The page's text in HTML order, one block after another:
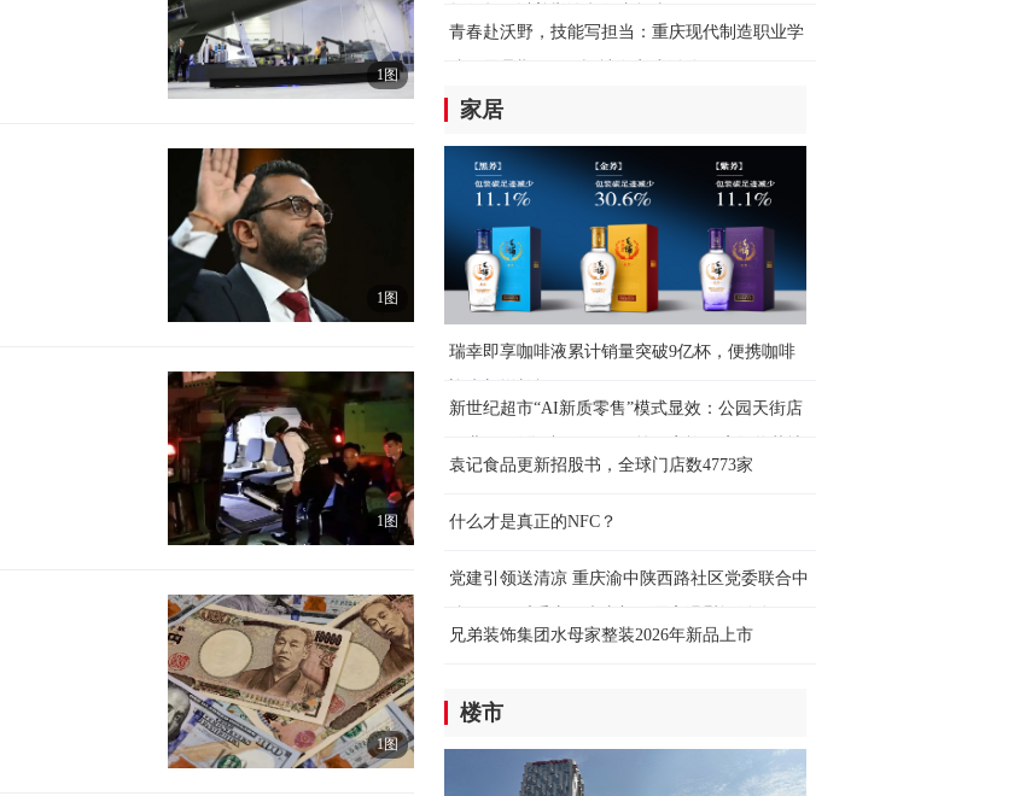
1图
1图
1图
1图
视频｜外国游客乘上高铁，沉浸式体验“中
5小时前
暑运过半，“流动的中国”蒸蒸日上
【图解】“三新”经济展现蓬勃活力
青春赴沃野，技能写担当：重庆现代制造职业学
家居
瑞幸即享咖啡液累计销量突破9亿杯，便携咖啡
新世纪超市“AI新质零售”模式显效：公园天街店
袁记食品更新招股书，全球门店数4773家
什么才是真正的NFC？
党建引领送清凉 重庆渝中陕西路社区党委联合中
兄弟装饰集团水母家整装2026年新品上市
楼市